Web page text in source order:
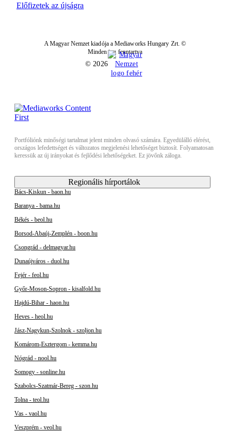
Előfizetek az újságra
A Magyar Nemzet kiadója a Mediaworks Hungary Zrt. ©
Minden jog fenntartva
© 2026
Portfóliónk minőségi tartalmat jelent minden olvasó számára. Egyedülálló elérést,
országos lefedettséget és változatos megjelenési lehetőséget biztosít. Folyamatosan
keressük az új irányokat és fejlődési lehetőségeket. Ez jövőnk záloga.
Regionális hírportálok
Bács-Kiskun - baon.hu
Baranya - bama.hu
Békés - beol.hu
Borsod-Abaúj-Zemplén - boon.hu
Csongrád - delmagyar.hu
Dunaújváros - duol.hu
Fejér - feol.hu
Győr-Moson-Sopron - kisalfold.hu
Hajdú-Bihar - haon.hu
Heves - heol.hu
Jász-Nagykun-Szolnok - szoljon.hu
Komárom-Esztergom - kemma.hu
Nógrád - nool.hu
Somogy - sonline.hu
Szabolcs-Szatmár-Bereg - szon.hu
Tolna - teol.hu
Vas - vaol.hu
Veszprém - veol.hu